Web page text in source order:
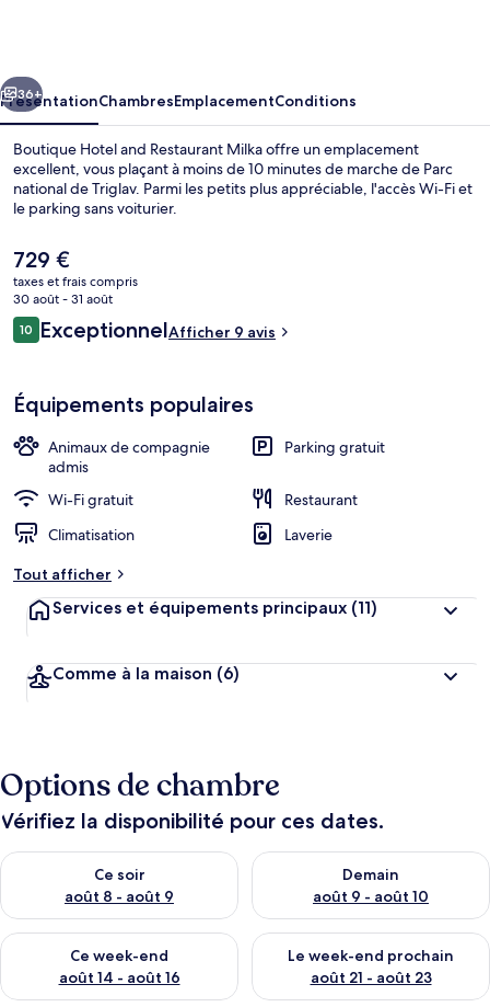
Milka
Restaurant
Suivant
36+
PrésentationChambresEmplacementConditions
Boutique Hotel and Restaurant Milka offre un emplacement
excellent, vous plaçant à moins de 10 minutes de marche de Parc
national de Triglav. Parmi les petits plus appréciable, l'accès Wi-Fi et
le parking sans voiturier.
Le
prix
actuel
est
de
729 €
taxes et frais compris
30 août - 31 août
Avis
voyageurs
1010 sur 10
ExceptionnelAfficher 9 avis
Équipements populaires
Animaux de compagnie
admis
Parking gratuit
Wi-Fi gratuit
Restaurant
Climatisation
Laverie
Tout afficher
Services et équipements principaux (11)
Comme à la maison (6)
Options de chambre
Vérifiez la disponibilité pour ces dates.
Ce soir
août 8 - août 9
Vérifier la disponibilité pour ce soir août 8 - août 9
Demain
août 9 - août 10
Vérifier la disponibilité pour
Ce week-end
août 14 - août 16
Vérifier la disponibilité pour ce week-end août 14 - août 16
Le week-end prochain
août 21 - août 23
Vérifier la disponibilité pour